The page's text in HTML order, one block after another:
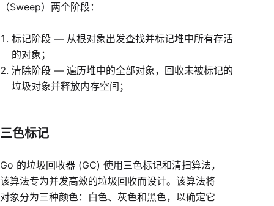
（Sweep）两个阶段：
标记阶段 — 从根对象出发查找并标记堆中所有存活
的对象；
清除阶段 — 遍历堆中的全部对象，回收未被标记的
垃圾对象并释放内存空间；
三色标记
Go 的垃圾回收器 (GC) 使用三色标记和清扫算法，
该算法专为并发高效的垃圾回收而设计。该算法将
对象分为三种颜色：白色、灰色和黑色，以确定它